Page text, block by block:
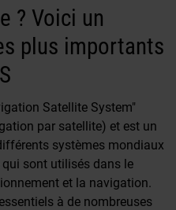
? Voici un
plus importants
Satellite System"
par satellite) et est un
systèmes mondiaux
sont utilisés dans le
et la navigation.
à de nombreuses